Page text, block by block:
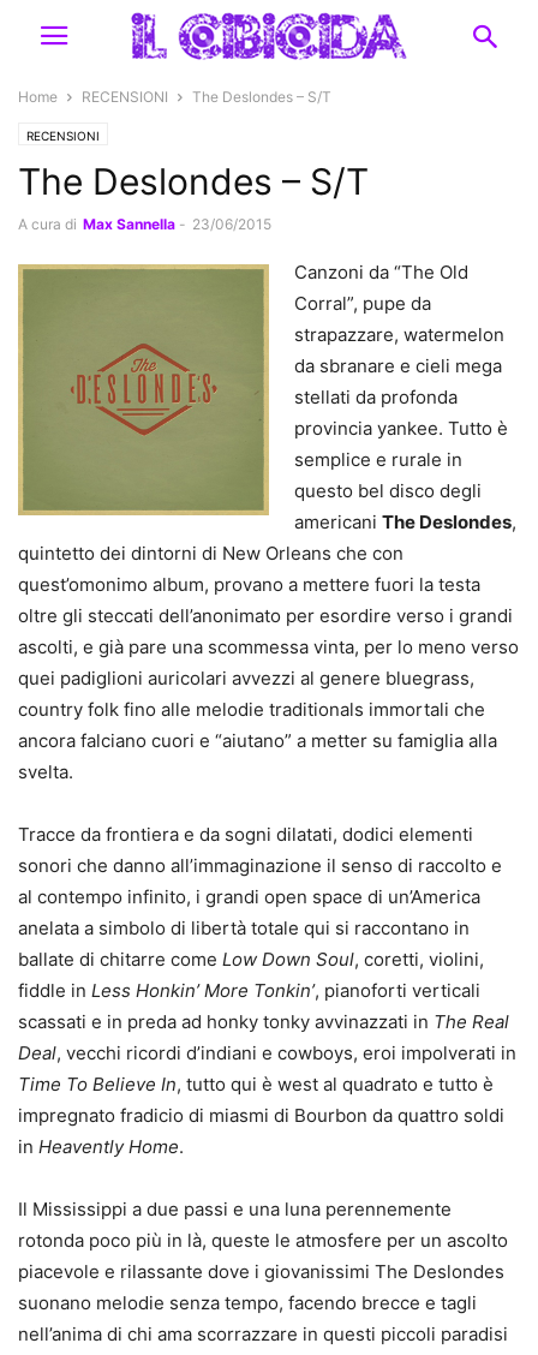
Home RECENSIONI The Deslondes – S/T
RECENSIONI
The Deslondes – S/T
A cura di Max Sannella - 23/06/2015
Canzoni da “The Old
Corral”, pupe da
strapazzare, watermelon
da sbranare e cieli mega
stellati da profonda
provincia yankee. Tutto è
semplice e rurale in
questo bel disco degli
americani The Deslondes,
quintetto dei dintorni di New Orleans che con
quest’omonimo album, provano a mettere fuori la testa
oltre gli steccati dell’anonimato per esordire verso i grandi
ascolti, e già pare una scommessa vinta, per lo meno verso
quei padiglioni auricolari avvezzi al genere bluegrass,
country folk fino alle melodie traditionals immortali che
ancora falciano cuori e “aiutano” a metter su famiglia alla
svelta.
Tracce da frontiera e da sogni dilatati, dodici elementi
sonori che danno all’immaginazione il senso di raccolto e
al contempo infinito, i grandi open space di un’America
anelata a simbolo di libertà totale qui si raccontano in
ballate di chitarre come Low Down Soul, coretti, violini,
fiddle in Less Honkin’ More Tonkin’, pianoforti verticali
scassati e in preda ad honky tonky avvinazzati in The Real
Deal, vecchi ricordi d’indiani e cowboys, eroi impolverati in
Time To Believe In, tutto qui è west al quadrato e tutto è
impregnato fradicio di miasmi di Bourbon da quattro soldi
in Heavently Home.
Il Mississippi a due passi e una luna perennemente
rotonda poco più in là, queste le atmosfere per un ascolto
piacevole e rilassante dove i giovanissimi The Deslondes
suonano melodie senza tempo, facendo brecce e tagli
nell’anima di chi ama scorrazzare in questi piccoli paradisi